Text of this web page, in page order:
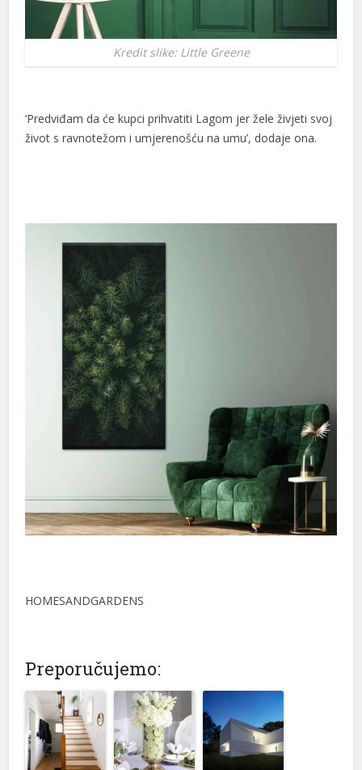
Kredit slike: Little Greene
‘Predviđam da će kupci prihvatiti Lagom jer žele živjeti svoj
život s ravnotežom i umjerenošću na umu’, dodaje ona.
HOMESANDGARDENS
Preporučujemo: